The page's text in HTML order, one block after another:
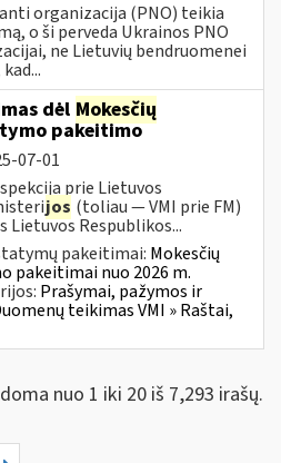
organizacija (PNO) teikia
o ši perveda Ukrainos PNO
ne Lietuvių bendruomenei
dėl Mokesčių
pakeitimo
07-01
prie Lietuvos
jos (toliau — VMI prie FM)
Respublikos...
pakeitimai: Mokesčių
pakeitimai nuo 2026 m.
Prašymai, pažymos ir
teikimas VMI » Raštai,
nuo 1 iki 20 iš 7,293 irašų.